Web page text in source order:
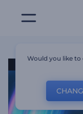
Would you like to